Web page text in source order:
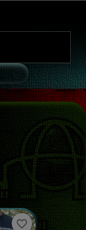
favorite_border